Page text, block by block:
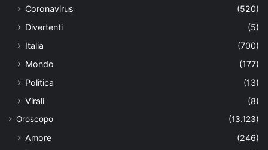
Coronavirus
(520)
Divertenti
(5)
Italia
(700)
Mondo
(177)
Politica
(13)
Virali
(8)
Oroscopo (13.123)
Amore
(246)